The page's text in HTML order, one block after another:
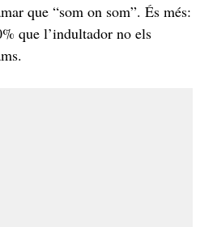
que “som on som”. És més:
que l’indultador no els